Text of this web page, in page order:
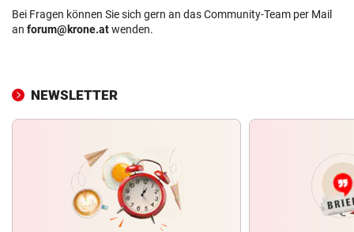
Bei Fragen können Sie sich gern an das Community-Team per Mail
an forum@krone.atwenden.
NEWSLETTER